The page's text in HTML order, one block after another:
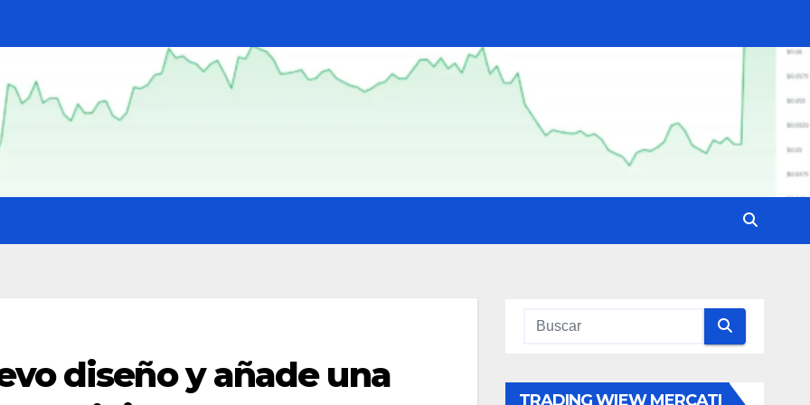
diseño y añade una
TRADING WIEW MERCATI